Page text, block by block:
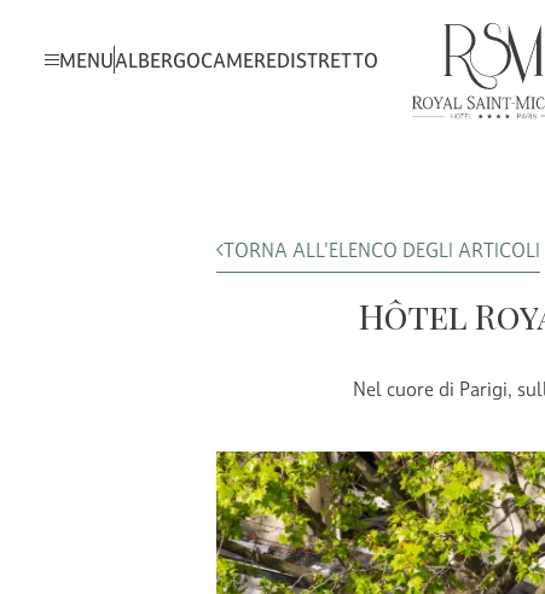
MENUALBERGOCAMEREDISTRETTO
TORNA ALL'ELENCO DEGLI ARTICOLI
Hôtel
Nel cuore di Parigi,